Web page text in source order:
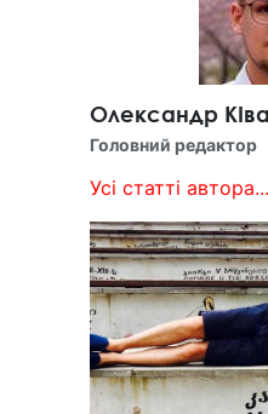
Олександр КІва
Головний редактор
Усі статті автора...